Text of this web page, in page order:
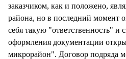
заказчиком, как и положено,
района, но в последний момент
себя такую "ответственность" и
оформления документации
микрорайон". Договор